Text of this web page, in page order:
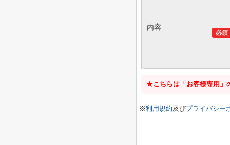
必須
内容
★こちらは「お客様専用」
※利用規約及びプライバシー